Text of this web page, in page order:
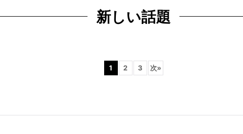
新しい話題
1 2 3 次»